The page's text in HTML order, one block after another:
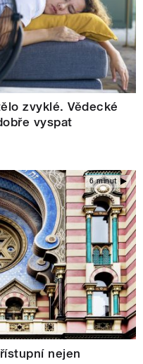
zvyklé. Vědecké
vyspat
6 minut
nejen